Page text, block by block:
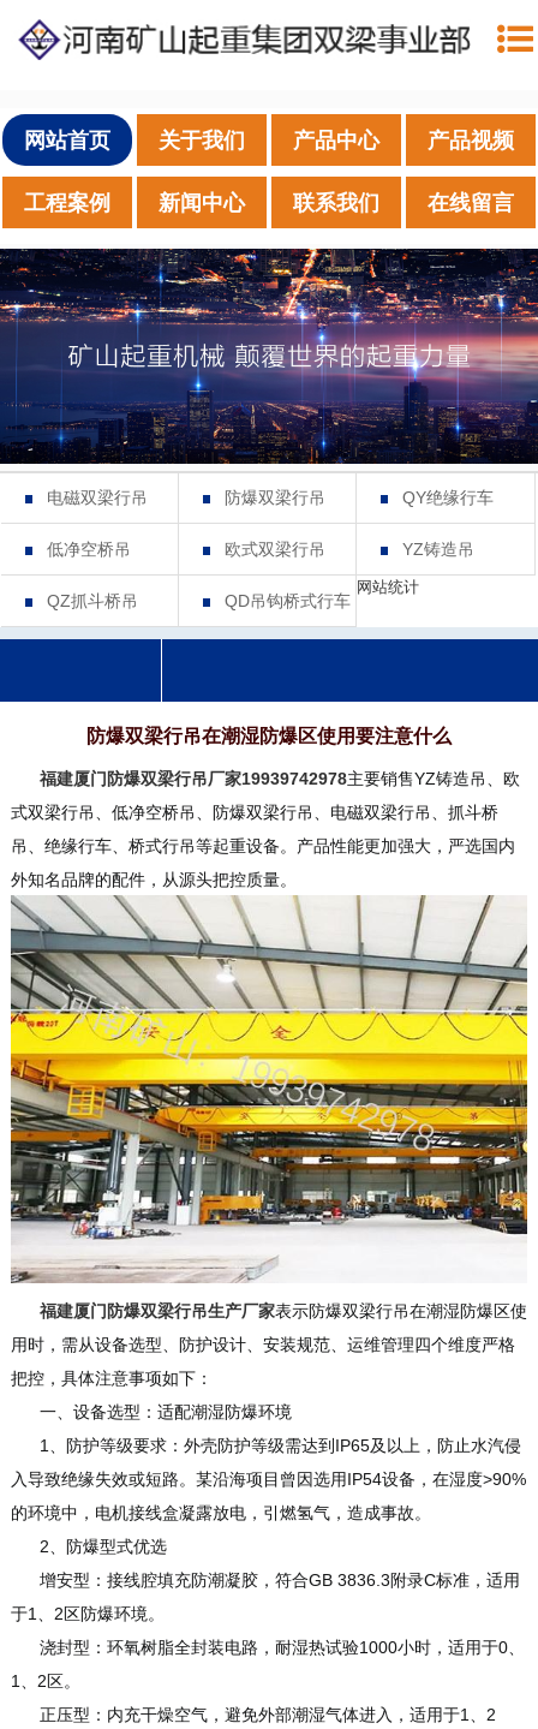
网站首页 关于我们 产品中心 产品视频
工程案例 新闻中心 联系我们 在线留言
电磁双梁行吊 防爆双梁行吊 QY绝缘行车
低净空桥吊 欧式双梁行吊 YZ铸造吊
QZ抓斗桥吊 QD吊钩桥式行车
防爆双梁行吊在潮湿防爆区使用要注意什么
福建厦门防爆双梁行吊厂家19939742978主要销售YZ铸造吊、欧
式双梁行吊、低净空桥吊、防爆双梁行吊、电磁双梁行吊、抓斗桥
吊、绝缘行车、桥式行吊等起重设备。产品性能更加强大，严选国内
外知名品牌的配件，从源头把控质量。
福建厦门防爆双梁行吊生产厂家表示防爆双梁行吊在潮湿防爆区使
用时，需从设备选型、防护设计、安装规范、运维管理四个维度严格
把控，具体注意事项如下：
一、设备选型：适配潮湿防爆环境
1、防护等级要求：外壳防护等级需达到IP65及以上，防止水汽侵
入导致绝缘失效或短路。某沿海项目曾因选用IP54设备，在湿度>90%
的环境中，电机接线盒凝露放电，引燃氢气，造成事故。
2、防爆型式优选
增安型：接线腔填充防潮凝胶，符合GB 3836.3附录C标准，适用
于1、2区防爆环境。
浇封型：环氧树脂全封装电路，耐湿热试验1000小时，适用于0、
1、2区。
正压型：内充干燥空气，避免外部潮湿气体进入，适用于1、2
网站统计